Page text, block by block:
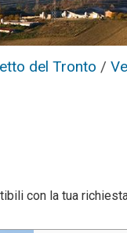
del Tronto /
con la tua